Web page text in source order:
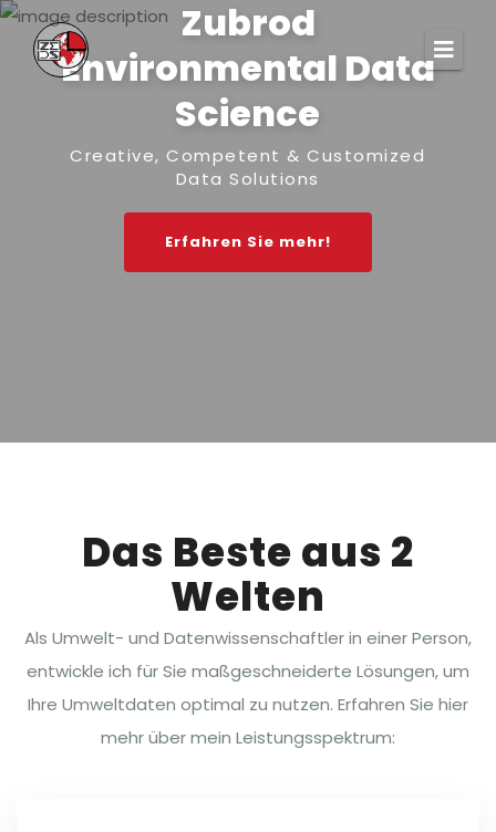
Zubrod
Environmental Data
Science
Creative, Competent & Customized
Data Solutions
Erfahren Sie mehr!
Das Beste aus 2
Welten
Als Umwelt- und Datenwissenschaftler in einer Person,
entwickle ich für Sie maßgeschneiderte Lösungen, um
Ihre Umweltdaten optimal zu nutzen. Erfahren Sie hier
mehr über mein Leistungsspektrum: